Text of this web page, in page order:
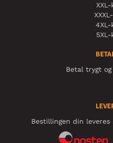
Betal trygt
Bestillingen din